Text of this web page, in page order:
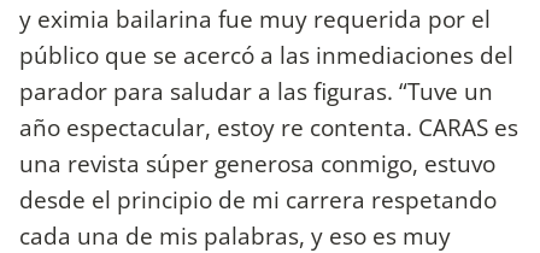
y eximia bailarina fue muy requerida por el
público que se acercó a las inmediaciones del
parador para saludar a las figuras. “Tuve un
año espectacular, estoy re contenta. CARAS es
una revista súper generosa conmigo, estuvo
desde el principio de mi carrera respetando
cada una de mis palabras, y eso es muy